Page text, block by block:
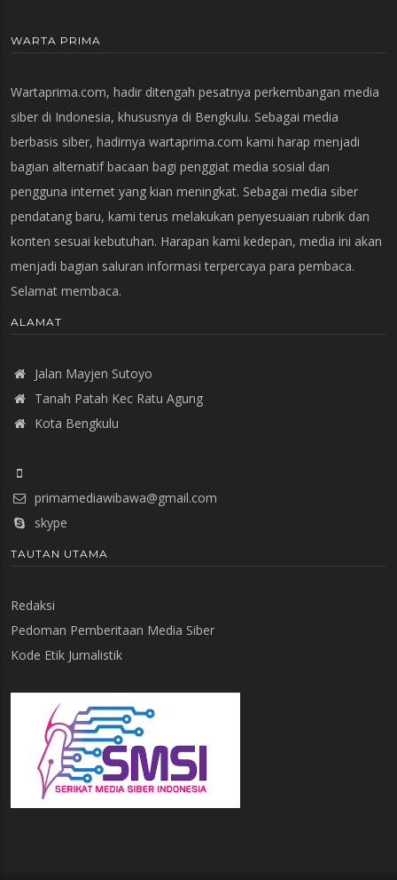
WARTA PRIMA
Wartaprima.com, hadir ditengah pesatnya perkembangan media
siber di Indonesia, khususnya di Bengkulu. Sebagai media
berbasis siber, hadirnya wartaprima.com kami harap menjadi
bagian alternatif bacaan bagi penggiat media sosial dan
pengguna internet yang kian meningkat. Sebagai media siber
pendatang baru, kami terus melakukan penyesuaian rubrik dan
konten sesuai kebutuhan. Harapan kami kedepan, media ini akan
menjadi bagian saluran informasi terpercaya para pembaca.
Selamat membaca.
ALAMAT
Jalan Mayjen Sutoyo
Tanah Patah Kec Ratu Agung
Kota Bengkulu
primamediawibawa@gmail.com
skype
TAUTAN UTAMA
Redaksi
Pedoman Pemberitaan Media Siber
Kode Etik Jurnalistik